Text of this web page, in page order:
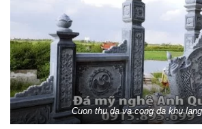
Cuon thu da va cong da khu